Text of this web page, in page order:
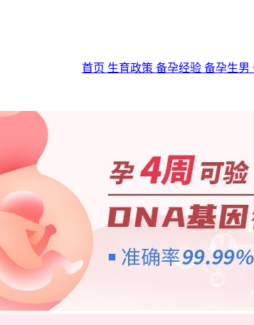
首页 生育政策 备孕经验 备孕生男